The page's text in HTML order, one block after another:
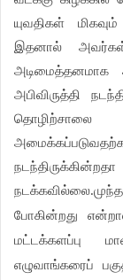
யுவதிகள்
இதனால் அவர்கள்
அபிவிருத்தி
தொழிற்சாலை
நடக்கவில்லை.
போகின்றது
மட்டக்களப்பு
எழுவாங்கரைப்